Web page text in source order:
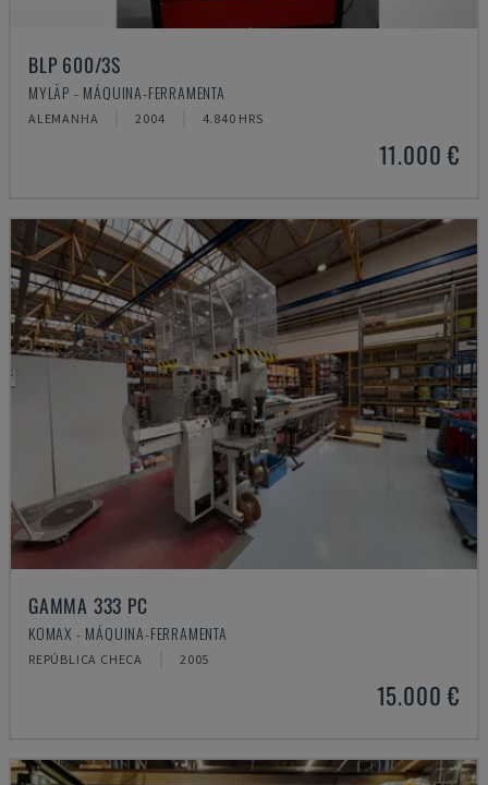
BLP 600/3S
MYLÄP - MÁQUINA-FERRAMENTA
ALEMANHA 2004 4.840 HRS
11.000 €
GAMMA 333 PC
KOMAX - MÁQUINA-FERRAMENTA
REPÚBLICA CHECA 2005
15.000 €